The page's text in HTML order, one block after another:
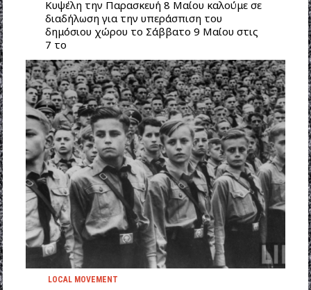
Κυψέλη την Παρασκευή 8 Μαίου καλούμε σε
διαδήλωση για την υπεράσπιση του
δημόσιου χώρου το Σάββατο 9 Μαίου στις
7 το
LOCAL MOVEMENT